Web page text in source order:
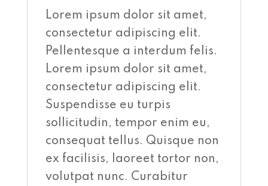
Lorem ipsum dolor sit amet,
consectetur adipiscing elit.
Pellentesque a interdum felis.
Lorem ipsum dolor sit amet,
consectetur adipiscing elit.
Suspendisse eu turpis
sollicitudin, tempor enim eu,
consequat tellus. Quisque non
ex facilisis, laoreet tortor non,
volutpat nunc. Curabitur